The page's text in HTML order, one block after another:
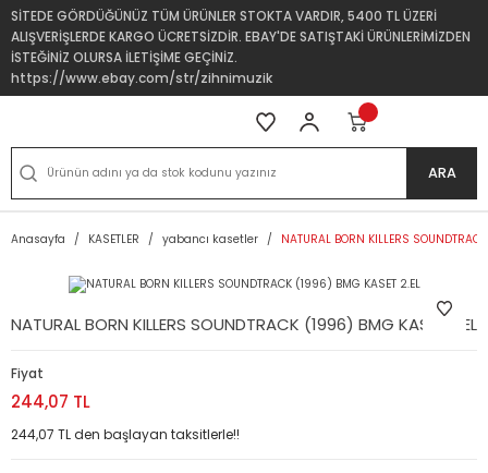
SİTEDE GÖRDÜĞÜNÜZ TÜM ÜRÜNLER STOKTA VARDIR, 5400 TL ÜZERİ
ALIŞVERİŞLERDE KARGO ÜCRETSİZDİR. EBAY'DE SATIŞTAKİ ÜRÜNLERİMİZDEN
İSTEĞİNİZ OLURSA İLETİŞİME GEÇİNİZ.
https://www.ebay.com/str/zihnimuzik
ARA
Anasayfa KASETLER yabancı kasetler NATURAL BORN KILLERS
NATURAL BORN KILLERS SOUNDTRACK (1996) BMG KASET 2.EL
Fiyat
244,07 TL
244,07 TL den başlayan taksitlerle!!